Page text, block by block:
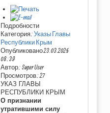
Подробности
Категория: Указы Главы
Республики Крым
Опубликовано 23.03.2026
08:39
Автор: Super User
Просмотров: 27
УКАЗ ГЛАВЫ
РЕСПУБЛИКИ КРЫМ
О признании
утратившими силу